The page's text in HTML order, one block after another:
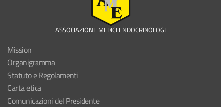
ASSOCIAZIONE MEDICI ENDOCRINOLOGI
Mission
Organigramma
Statuto e Regolamenti
Carta etica
Comunicazioni del Presidente